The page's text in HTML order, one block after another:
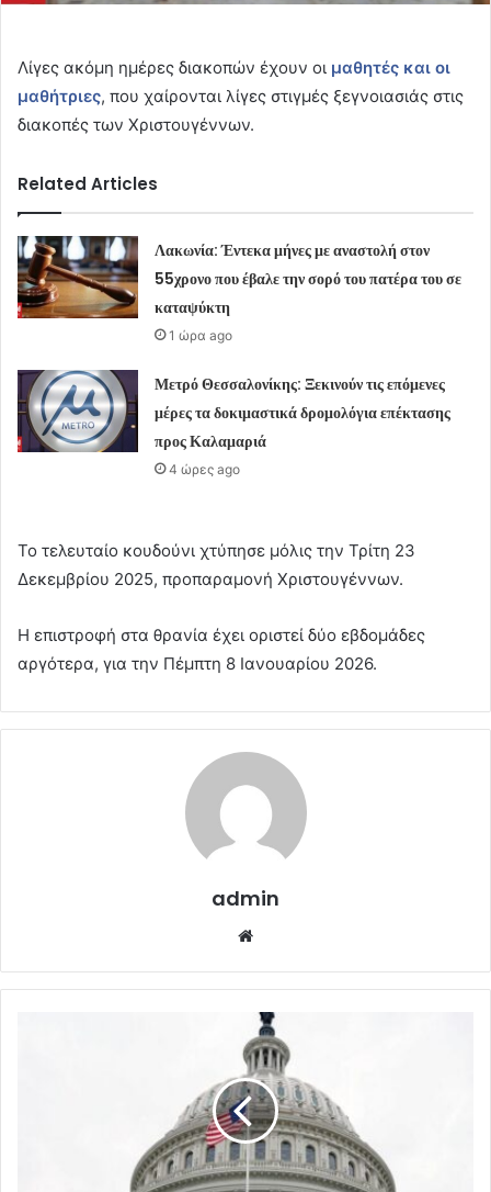
Λίγες ακόμη ημέρες διακοπών έχουν οι μαθητές και οι
μαθήτριες, που χαίρονται λίγες στιγμές ξεγνοιασιάς στις
διακοπές των Χριστουγέννων.
Related Articles
Λακωνία: Έντεκα μήνες με αναστολή στον
55χρονο που έβαλε την σορό του πατέρα του σε
καταψύκτη
1 ώρα ago
Μετρό Θεσσαλονίκης: Ξεκινούν τις επόμενες
μέρες τα δοκιμαστικά δρομολόγια επέκτασης
προς Καλαμαριά
4 ώρες ago
Το τελευταίο κουδούνι χτύπησε μόλις την Τρίτη 23
Δεκεμβρίου 2025, προπαραμονή Χριστουγέννων.
Η επιστροφή στα θρανία έχει οριστεί δύο εβδομάδες
αργότερα, για την Πέμπτη 8 Ιανουαρίου 2026.
admin